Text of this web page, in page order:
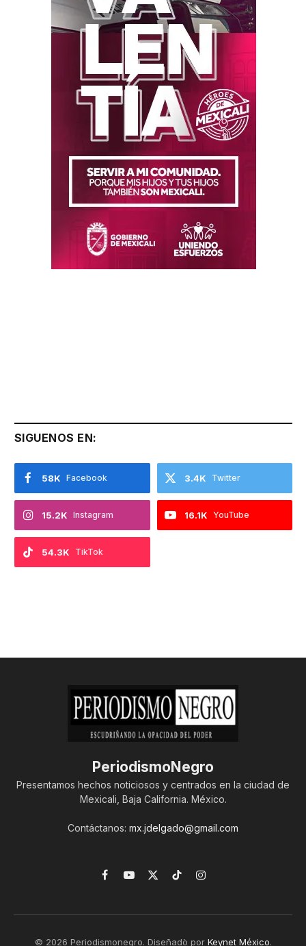
SIGUENOS EN:
Facebook
58K Twitter
3.4K
Instagram
15.2K YouTube
16.1K
TikTok
54.3K
PeriodismoNegro
Presentamos hechos noticiosos y centrados en la ciudad de
Mexicali, Baja California. México.
Contáctanos: mx.jdelgado@gmail.com
Facebook
YouTube
X
TikTokInstagram
© 2026 Periodismonegro. Diseñado por Keynet México.